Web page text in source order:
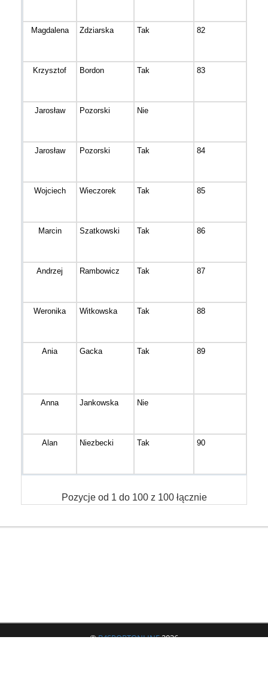
Magdalena Zdziarska Tak 82
Krzysztof Bordon Tak 83
Jarosław Pozorski Nie
Jarosław Pozorski Tak 84
Wojciech Wieczorek Tak 85
Marcin Szatkowski Tak 86
Andrzej Rambowicz Tak 87
Weronika Witkowska Tak 88
Ania Gacka Tak 89
Anna Jankowska Nie
Alan Niezbecki Tak 90
Pozycje od 1 do 100 z 100 łącznie
©B4SPORTONLINE2026